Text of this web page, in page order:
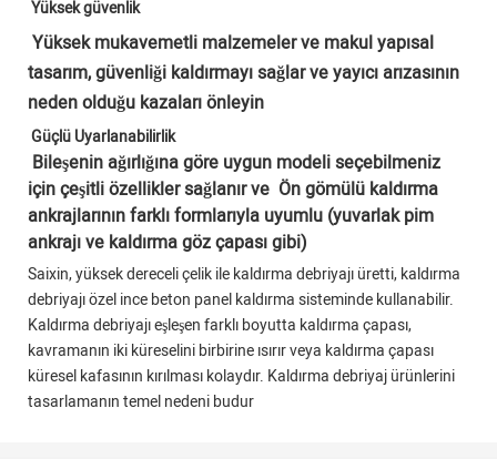
Yüksek güvenlik
Yüksek mukavemetli malzemeler ve makul yapısal
tasarım, güvenliği kaldırmayı sağlar ve yayıcı arızasının
neden olduğu kazaları önleyin
Güçlü Uyarlanabilirlik
Bileşenin ağırlığına göre uygun modeli seçebilmeniz
için çeşitli özellikler sağlanır ve Ön gömülü kaldırma
ankrajlarının farklı formlarıyla uyumlu (yuvarlak pim
ankrajı ve kaldırma göz çapası gibi)
Saixin, yüksek dereceli çelik ile kaldırma debriyajı üretti, kaldırma
debriyajı özel ince beton panel kaldırma sisteminde kullanabilir.
Kaldırma debriyajı eşleşen farklı boyutta kaldırma çapası,
kavramanın iki küreselini birbirine ısırır veya kaldırma çapası
küresel kafasının kırılması kolaydır. Kaldırma debriyaj ürünlerini
tasarlamanın temel nedeni budur